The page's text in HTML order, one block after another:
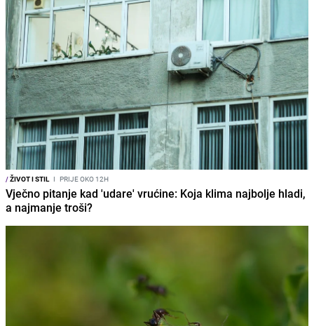
/ŽIVOT I STIL I PRIJE OKO 12H
Vječno pitanje kad 'udare' vrućine: Koja klima najbolje hladi,
a najmanje troši?